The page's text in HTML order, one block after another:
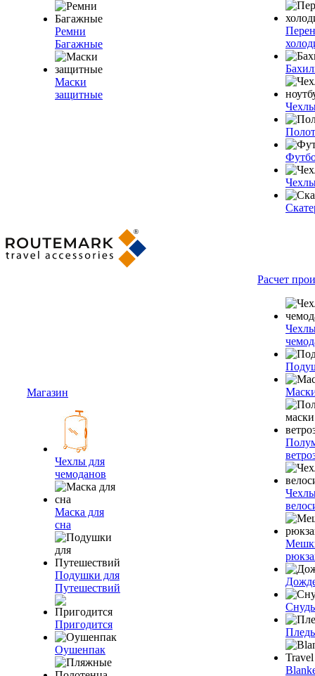
Ремни
Багажные
Маски
защитные
Магазин
Чехлы для
чемоданов
Маска для
сна
Подушки для
Путешествий
Пригодится
Оушенпак
Расчет